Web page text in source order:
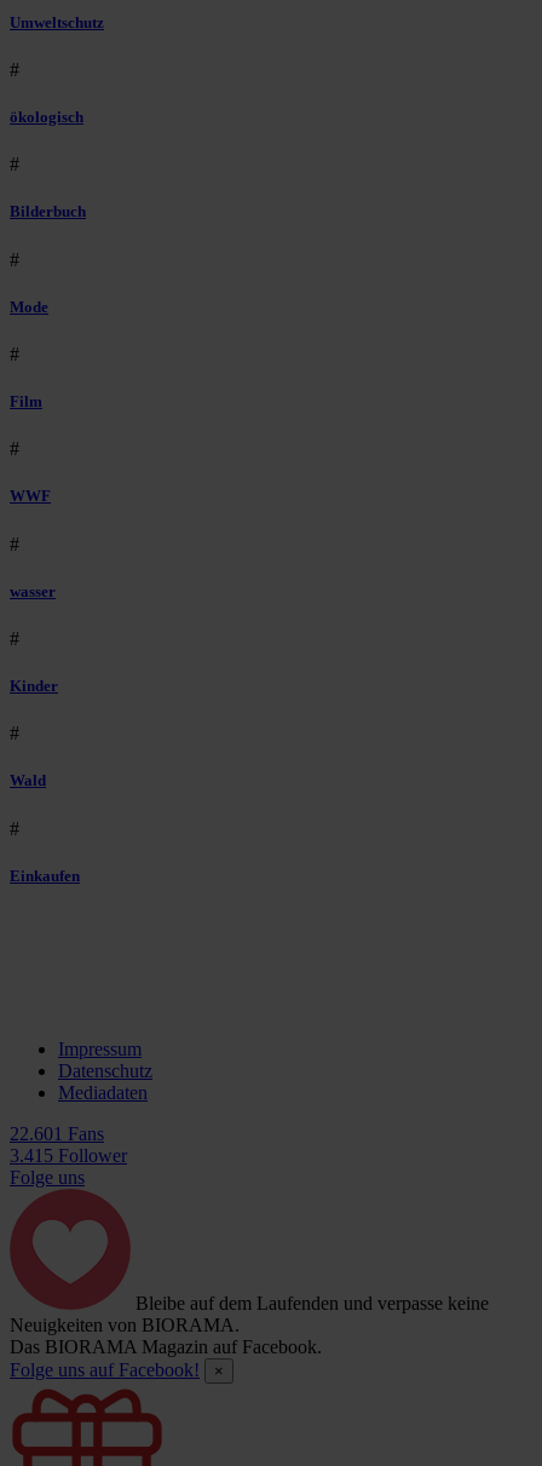
Umweltschutz
#
ökologisch
#
Bilderbuch
#
Mode
#
Film
#
WWF
#
wasser
#
Kinder
#
Wald
#
Einkaufen
Impressum
Datenschutz
Mediadaten
22.601 Fans
3.415 Follower
Folge uns
Bleibe auf dem Laufenden und verpasse keine
Neuigkeiten von BIORAMA.
Das BIORAMA Magazin auf Facebook.
Folge uns auf Facebook!
×